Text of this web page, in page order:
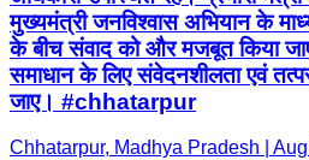
मुख्यमंत्री जनविश्वास अभियान के
के बीच संवाद को और मजबूत किया
समाधान के लिए संवेदनशीलता एवं
जाए। #chhatarpur
Chhatarpur, Madhya Pradesh |